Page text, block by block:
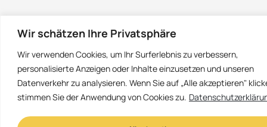
Wir schätzen Ihre Privatsphäre
Wir verwenden Cookies, um Ihr Surferlebnis zu verbessern,
personalisierte Anzeigen oder Inhalte einzusetzen und unseren
Datenverkehr zu analysieren. Wenn Sie auf „Alle akzeptieren"
stimmen Sie der Anwendung von Cookies zu.